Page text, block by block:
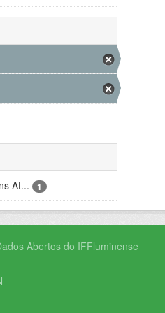
At...
1
Abertos do IFFluminense